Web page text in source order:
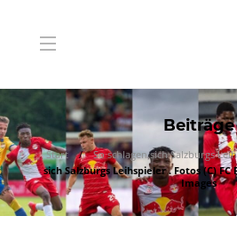
Beiträge
Start So schlagen sich Salzburgs
sich Salzburgs Leihspieler . Fotos (C) FC
Images